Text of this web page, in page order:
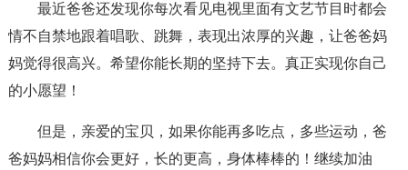
最近爸爸还发现你每次看见电视里面有文艺节目时都会
情不自禁地跟着唱歌、跳舞，表现出浓厚的兴趣，让爸爸妈
妈觉得很高兴。希望你能长期的坚持下去。真正实现你自己
的小愿望！
但是，亲爱的宝贝，如果你能再多吃点，多些运动，爸
爸妈妈相信你会更好，长的更高，身体棒棒的！继续加油